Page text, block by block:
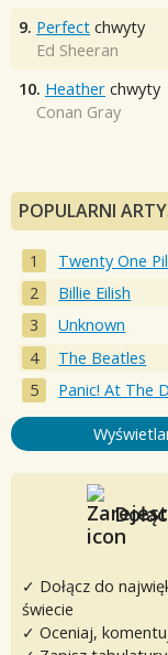
9. Perfect chwyty
Ed Sheeran
10. Heather chwyty
Conan Gray
POPULARNI
Twenty One
Billie Eilish
Unknown
The Beatles
Panic! At The
✓ Dołącz do
świecie
✓ Oceniaj,